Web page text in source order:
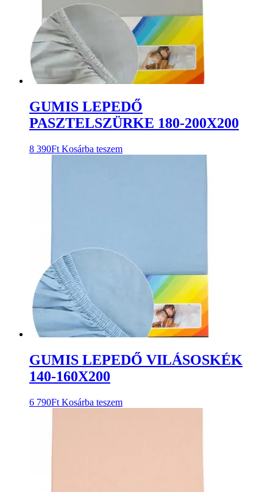
GUMIS LEPEDŐ
PASZTELSZÜRKE 180-200X200
8 390Ft Kosárba teszem
GUMIS LEPEDŐ VILÁSOSKÉK
140-160X200
6 790Ft Kosárba teszem